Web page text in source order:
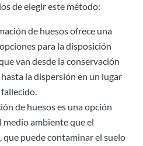
de elegir este método:
de huesos ofrece una
para la disposición
van desde la conservación
la dispersión en un lugar
de huesos es una opción
medio ambiente que el
puede contaminar el suelo